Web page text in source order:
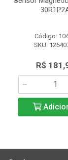
Código:
SKU:
R$